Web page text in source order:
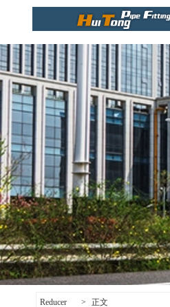
Reducer > 正文